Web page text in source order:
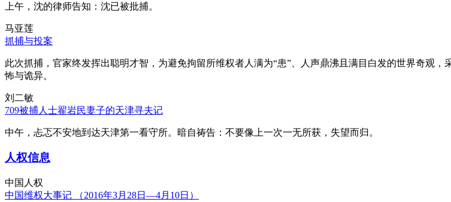
上午，沈的律师告知：沈已被批捕。
马亚莲
抓捕与投案
此次抓捕，官家终发挥出聪明才智，为避免拘留所维权者人满为“患”、人声鼎沸且满目白发的世界奇观
怖与诡异。
刘二敏
709被捕人士翟岩民妻子的天津寻夫记
中午，忐忑不安地到达天津第一看守所。暗自祷告：不要像上一次一无所获，失望而归。
人权信息
中国人权
中国维权大事记 （2016年3月28日—4月10日）